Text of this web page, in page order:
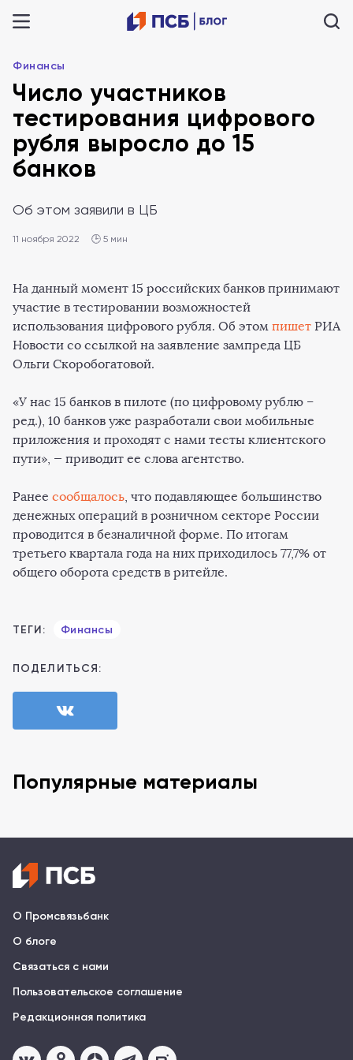
Финансы
Число участников
тестирования цифрового
рубля выросло до 15
банков
Об этом заявили в ЦБ
11 ноября 2022 🕒 5 мин
На данный момент 15 российских банков принимают
участие в тестировании возможностей
использования цифрового рубля. Об этом пишет РИА
Новости со ссылкой на заявление зампреда ЦБ
Ольги Скоробогатовой.
«У нас 15 банков в пилоте (по цифровому рублю –
ред.), 10 банков уже разработали свои мобильные
приложения и проходят с нами тесты клиентского
пути», — приводит ее слова агентство.
Ранее сообщалось, что подавляющее большинство
денежных операций в розничном секторе России
проводится в безналичной форме. По итогам
третьего квартала года на них приходилось 77,7% от
общего оборота средств в ритейле.
ТЕГИ: Финансы
ПОДЕЛИТЬСЯ:
Популярные материалы
О Промсвязьбанк
О блоге
Связаться с нами
Пользовательское соглашение
Редакционная политика